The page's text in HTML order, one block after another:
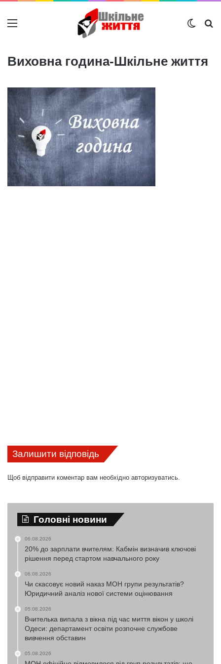
Меню
Виховна година-Шкільне життя
Залишити відповідь
Щоб відправити коментар вам необхідно авторизуватись.
Головні новини
06.08.2026
20% до зарплати вчителям: Кабмін визначив ключові
рішення перед стартом навчального року
06.08.2026
Чи скасовує новий наказ МОН групи результатів?
Юридичний аналіз нової системи оцінювання
05.08.2026
Вчителька випала з вікна під час миття вікон у школі
Одеси: департамент освіти розпочне службове
вивчення обставин
05.08.2026